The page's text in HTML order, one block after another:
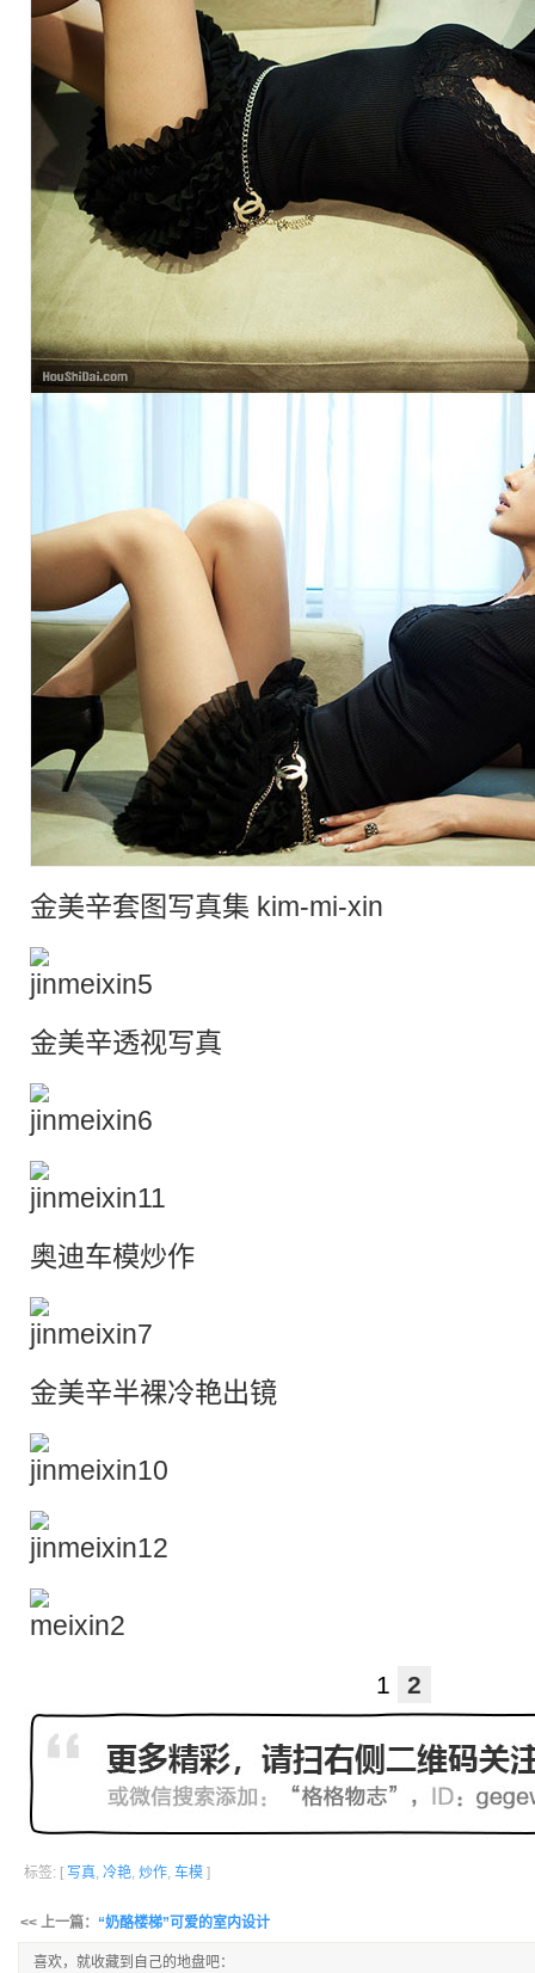
金美辛套图写真集 kim-mi-xin
金美辛透视写真
奥迪车模炒作
金美辛半裸冷艳出镜
1 2
标签: [ 写真, 冷艳, 炒作, 车模 ]
<< 上一篇： “奶酪楼梯”可爱的室内设计
喜欢，就收藏到自己的地盘吧：